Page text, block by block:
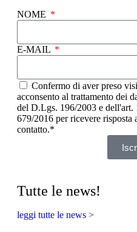
NOME
E-MAIL
Confermo di aver preso
acconsento al trattamento dei
del D.Lgs. 196/2003 e dell'art.
679/2016 per ricevere risposta
contatto.*
Tutte le news!
leggi tutte le news >